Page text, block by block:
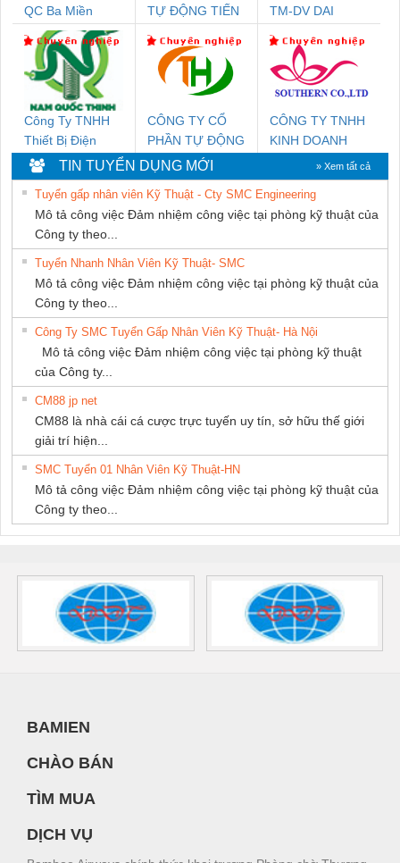
QC Ba Miền
TỰ ĐỘNG TIẾN
TM-DV DAI
Công Ty TNHH
Thiết Bị Điện
Nam Quốc Thịnh
CÔNG TY CỔ
PHẦN TỰ ĐỘNG
TIẾN HƯNG
CÔNG TY TNHH
KINH DOANH
DỊCH VỤ XNK
PHƯƠNG NAM
TIN TUYỂN DỤNG MỚI » Xem tất cả
Tuyển gấp nhân viên Kỹ Thuật - Cty SMC Engineering
Mô tả công việc Đảm nhiệm công việc tại phòng kỹ thuật của
Công ty theo...
Tuyển Nhanh Nhân Viên Kỹ Thuật- SMC
Mô tả công việc Đảm nhiệm công việc tại phòng kỹ thuật của
Công ty theo...
Công Ty SMC Tuyển Gấp Nhân Viên Kỹ Thuật- Hà Nội
Mô tả công việc Đảm nhiệm công việc tại phòng kỹ thuật
của Công ty...
CM88 jp net
CM88 là nhà cái cá cược trực tuyến uy tín, sở hữu thế giới
giải trí hiện...
SMC Tuyển 01 Nhân Viên Kỹ Thuật-HN
Mô tả công việc Đảm nhiệm công việc tại phòng kỹ thuật của
Công ty theo...
BAMIEN
CHÀO BÁN
TÌM MUA
DỊCH VỤ